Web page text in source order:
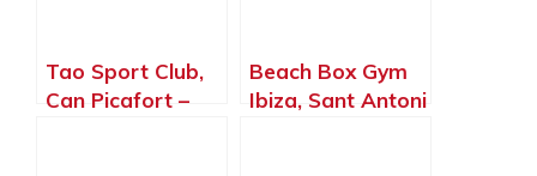
Tao Sport Club,
Can Picafort –
Beach Box Gym
Ibiza, Sant Antoni